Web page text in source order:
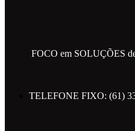
FOCO em SOLUÇÕES
TELEFONE FIXO: (61)